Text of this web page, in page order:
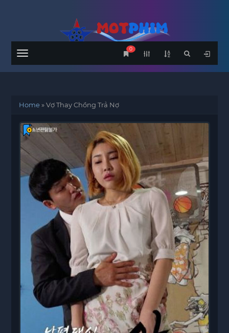
Menu
0
Home»Vợ Thay Chồng Trả Nợ